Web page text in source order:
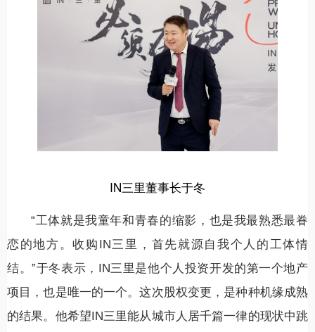
IN三里董事长于冬
“工体就是我童年和青春的缩影，也是我最熟悉最眷
恋的地方。收购IN三里，首先就源自我个人的工体情
结。”于冬表示，IN三里是他个人投资开发的第一个地产
项目，也是唯一的一个。这次股权变更，是种种机缘成熟
的结果。他希望IN三里能从城市人居千篇一律的现状中跳